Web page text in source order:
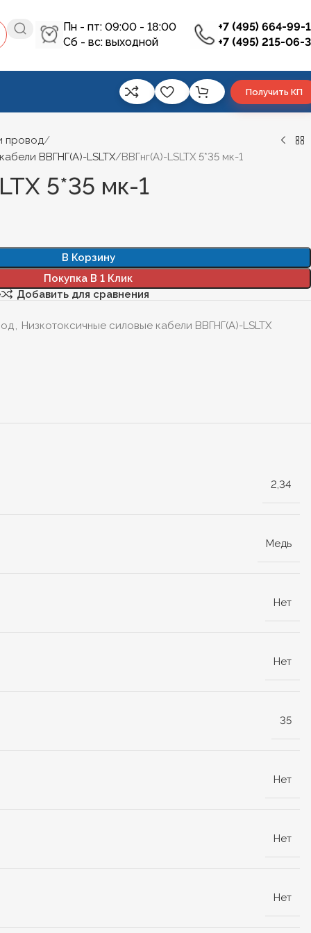
Пн - пт: 09:00 - 18:00
Сб - вс: выходной
+7 (495) 664-99-
+7 (495) 215-06-
Получить КП
провод
ВВГНГ(А)-LSLTX ВВГнг(А)-LSLTХ 5*35 мк-1
5*35 мк-1
В Корзину
Покупка В 1 Клик
Добавить для сравнения
, Низкотоксичные силовые кабели ВВГНГ(А)-LSLTX
2,34
Медь
Нет
Нет
35
Нет
Нет
Нет